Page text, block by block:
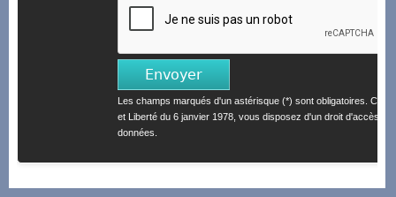
Les champs marqués d'un astérisque (*) sont obligatoires.
et Liberté du 6 janvier 1978, vous disposez d'un droit d'accès et
données.